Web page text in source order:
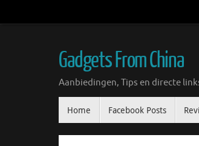
naar
Gadgets From China
Aanbiedingen, Tips en directe
naarHome Facebook Posts